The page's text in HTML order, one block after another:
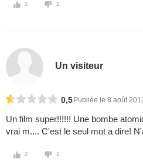
1 2
Un visiteur
0,5 Publiée le 8 août
Un film super!!!!!! Une bombe
vrai m.... C'est le seul mot a dire!
2 1